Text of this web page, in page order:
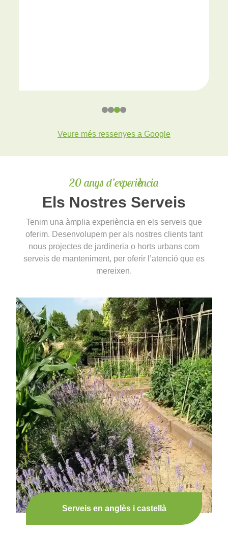
Veure més ressenyes a Google
20 anys d’experiència
Els Nostres Serveis
Tenim una àmplia experiència en els serveis que
oferim. Desenvolupem per als nostres clients tant
nous projectes de jardineria o horts urbans com
serveis de manteniment, per oferir l’atenció que es
mereixen.
Serveis en anglès i castellà